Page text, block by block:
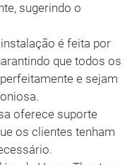
sugerindo o
é feita por
que todos os
e sejam
oferece suporte
os clientes tenham